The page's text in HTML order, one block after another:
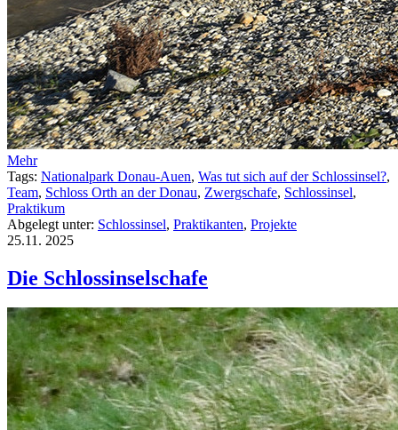
Mehr
Tags: Nationalpark Donau-Auen, Was tut sich auf der Schlossinsel?,
Team, Schloss Orth an der Donau, Zwergschafe, Schlossinsel,
Praktikum
Abgelegt unter: Schlossinsel, Praktikanten, Projekte
25.11. 2025
Die Schlossinselschafe